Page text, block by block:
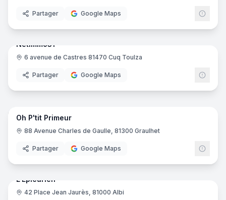
Partager Google Maps
Agence immobilière
Netimmo31
6 avenue de Castres 81470 Cuq Toulza
Partager Google Maps
Caviste
7
Oh P'tit Primeur
88 Avenue Charles de Gaulle, 81300 Graulhet
Partager Google Maps
Restaurant
L'Epicurien
42 Place Jean Jaurès, 81000 Albi